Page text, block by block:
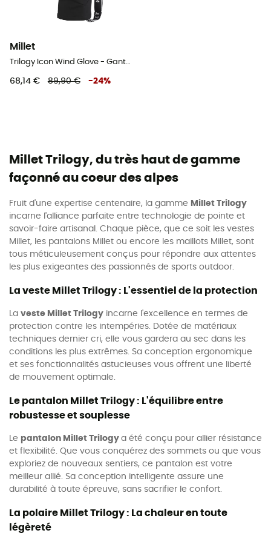
Millet
68,14 € 89,90 € -24%
Millet Trilogy, du très haut de gamme
façonné au coeur des alpes
Fruit d'une expertise centenaire, la gamme Millet Trilogy
incarne l'alliance parfaite entre technologie de pointe et
savoir-faire artisanal. Chaque pièce, que ce soit les vestes
Millet, les pantalons Millet ou encore les maillots Millet, sont
tous méticuleusement conçus pour répondre aux attentes
les plus exigeantes des passionnés de sports outdoor.
La veste Millet Trilogy : L'essentiel de la protection
La veste Millet Trilogy incarne l'excellence en termes de
protection contre les intempéries. Dotée de matériaux
techniques dernier cri, elle vous gardera au sec dans les
conditions les plus extrêmes. Sa conception ergonomique
et ses fonctionnalités astucieuses vous offrent une liberté
de mouvement optimale.
Le pantalon Millet Trilogy : L'équilibre entre
robustesse et souplesse
Le pantalon Millet Trilogy a été conçu pour allier résistance
et flexibilité. Que vous conquérez des sommets ou que vous
exploriez de nouveaux sentiers, ce pantalon est votre
meilleur allié. Sa conception intelligente assure une
durabilité à toute épreuve, sans sacrifier le confort.
La polaire Millet Trilogy : La chaleur en toute
légèreté